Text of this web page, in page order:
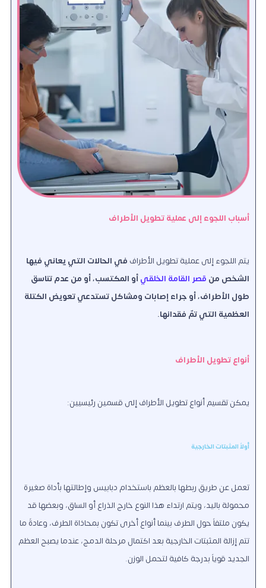
أسباب اللجوء إلى عملية تطويل الأطراف
يتم اللجوء إلى عملية تطويل الأطراف في الحالات التي يعاني فيها
الشخص من قصر القامة الخلقيأو المكتسب، أو من عدم تناسق
طول الأطراف، أو جراء إصابات ومشاكل تستدعي تعويض الكتلة
العظمية التي تمّ فقدانها.
أنواع تطويل الأطراف
يمكن تقسيم أنواع تطويل الأطراف إلى قسمين رئيسيين:
أولاً المثبتات الخارجية
تعمل عن طريق ربطها بالعظم باستخدام دبابيس وإطالتها بأداة صغيرة
محمولة باليد، ويتم ارتداء هذا النوع خارج الذراع أو الساق، وبعضها قد
يكون ملتفاً حول الطرف بينما أنواع أخرى تكون بمحاذاة الطرف، وعادةً ما
تتم إزالة المثبتات الخارجية بعد اكتمال مرحلة الدمج، عندما يصبح العظم
الجديد قوياً بدرجة كافية لتحمل الوزن.